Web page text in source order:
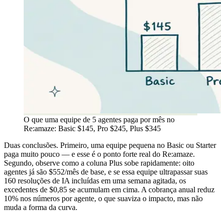
O que uma equipe de 5 agentes paga por mês no
Re:amaze: Basic $145, Pro $245, Plus $345
Duas conclusões. Primeiro, uma equipe pequena no Basic ou Starter
paga muito pouco — e esse é o ponto forte real do Re:amaze.
Segundo, observe como a coluna Plus sobe rapidamente: oito
agentes já são $552/mês de base, e se essa equipe ultrapassar suas
160 resoluções de IA incluídas em uma semana agitada, os
excedentes de $0,85 se acumulam em cima. A cobrança anual reduz
10% nos números por agente, o que suaviza o impacto, mas não
muda a forma da curva.